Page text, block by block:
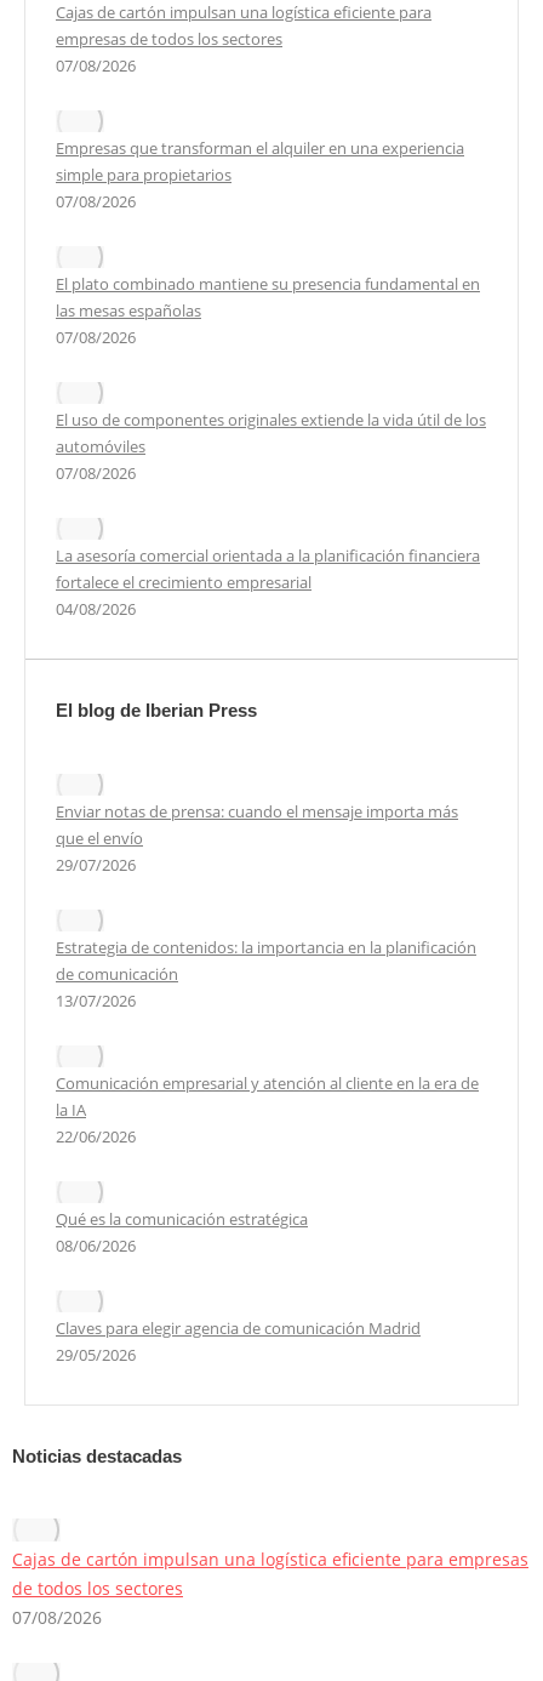
Cajas de cartón impulsan una logística eficiente para
empresas de todos los sectores
07/08/2026
Empresas que transforman el alquiler en una experiencia
simple para propietarios
07/08/2026
El plato combinado mantiene su presencia fundamental en
las mesas españolas
07/08/2026
El uso de componentes originales extiende la vida útil de los
automóviles
07/08/2026
La asesoría comercial orientada a la planificación financiera
fortalece el crecimiento empresarial
04/08/2026
El blog de Iberian Press
Enviar notas de prensa: cuando el mensaje importa más
que el envío
29/07/2026
Estrategia de contenidos: la importancia en la planificación
de comunicación
13/07/2026
Comunicación empresarial y atención al cliente en la era de
la IA
22/06/2026
Qué es la comunicación estratégica
08/06/2026
Claves para elegir agencia de comunicación Madrid
29/05/2026
Noticias destacadas
Cajas de cartón impulsan una logística eficiente para empresas
de todos los sectores
07/08/2026